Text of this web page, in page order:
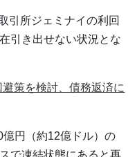
引所ジェミナイの利回
引き出せない状況とな
策を検討、債務返済に
円（約12億ドル）の